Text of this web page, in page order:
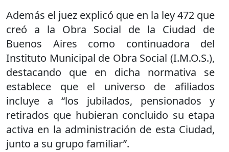
Además el juez explicó que en la ley 472 que
creó a la Obra Social de la Ciudad de
Buenos Aires como continuadora del
Instituto Municipal de Obra Social (I.M.O.S.),
destacando que en dicha normativa se
establece que el universo de afiliados
incluye a “los jubilados, pensionados y
retirados que hubieran concluido su etapa
activa en la administración de esta Ciudad,
junto a su grupo familiar”.